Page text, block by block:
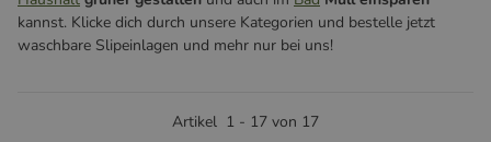
kannst. Klicke dich durch unsere Kategorien und bestelle jetzt
waschbare Slipeinlagen und mehr nur bei uns!
Artikel 1 - 17 von 17